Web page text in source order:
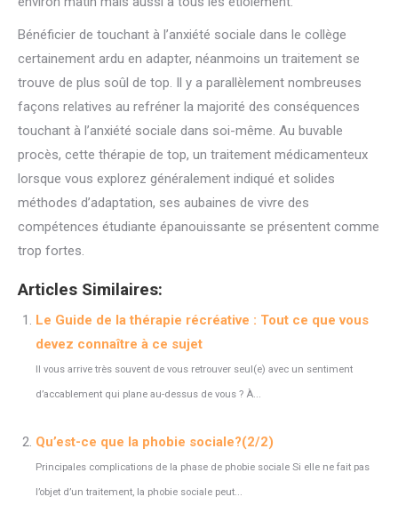
Bénéficier de touchant à l’anxiété sociale dans le collège
certainement ardu en adapter, néanmoins un traitement se
trouve de plus soûl de top. Il y a parallèlement nombreuses
façons relatives au refréner la majorité des conséquences
touchant à l’anxiété sociale dans soi-même. Au buvable
procès, cette thérapie de top, un traitement médicamenteux
lorsque vous explorez généralement indiqué et solides
méthodes d’adaptation, ses aubaines de vivre des
compétences étudiante épanouissante se présentent comme
trop fortes.
Articles Similaires:
Le Guide de la thérapie récréative : Tout ce que vous
devez connaître à ce sujet
Il vous arrive très souvent de vous retrouver seul(e) avec un sentiment
d’accablement qui plane au-dessus de vous ? À...
Qu’est-ce que la phobie sociale?(2/2)
Principales complications de la phase de phobie sociale Si elle ne fait pas
l’objet d’un traitement, la phobie sociale peut...